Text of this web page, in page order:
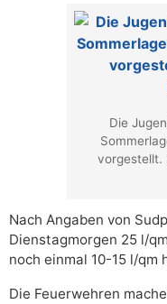
Die
vorgestellt.
Nach Angaben von
Dienstagmorgen 25 l/
noch einmal 10-15 l/qm
Die Feuerwehren